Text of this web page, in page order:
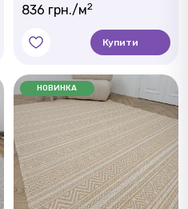
836 грн./м2
Купити
НОВИНКА